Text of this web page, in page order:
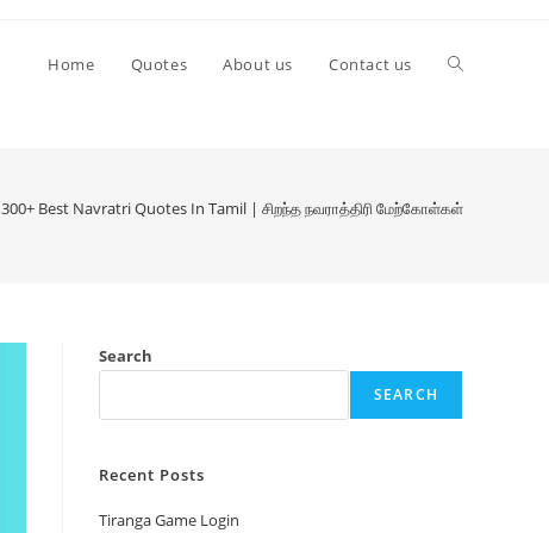
Home Quotes About us Contact us Toggle
300+ Best Navratri Quotes In Tamil | சிறந்த நவராத்திரி மேற்கோள்கள்
Search
SEARCH
Recent Posts
Tiranga Game Login